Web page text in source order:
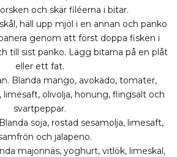
och skär filéerna i bitar.
häll upp mjöl i en annan och panko
genom att först doppa fisken i
till sist panko. Lägg bitarna på en plåt
eller ett fat.
Blanda mango, avokado, tomater,
limesaft, olivolja, honung, flingsalt och
svartpeppar.
soja, rostad sesamolja, limesaft,
och jalapeno.
majonnäs, yoghurt, vitlök, limeskal,